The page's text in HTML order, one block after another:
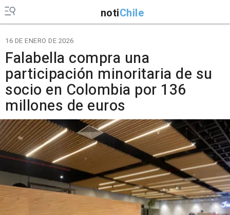
notiChile
16 DE ENERO DE 2026
Falabella compra una
participación minoritaria de su
socio en Colombia por 136
millones de euros